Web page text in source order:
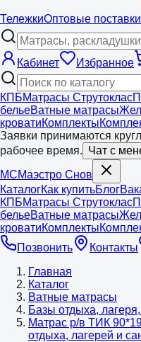
ТележкиОптовые поставки
Кабинет
Избранное
КПБМатрасы Струтоклас
бельеВатные матрасы
кроватиКомплекты
Заявки принимаются
рабочее время. Чат с
МСМаэстро Снов
КаталогКак купитьБлог
КПБМатрасы Струтоклас
бельеВатные матрасы
кроватиКомплекты
Позвонить
Контакты
Главная
Каталог
Ватные матрасы
Базы отдыха,
Матрас р/в ТИК
отдыха, лагерей и